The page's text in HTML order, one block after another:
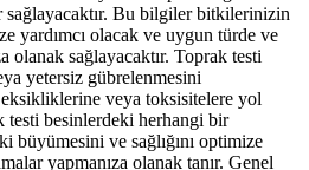
sağlayacaktır. Bu bilgiler bitkilerinizin
yardımcı olacak ve uygun türde ve
olanak sağlayacaktır. Toprak testi
yetersiz gübrelenmesini
veya toksisitelere yol
besinlerdeki herhangi bir
büyümesini ve sağlığını optimize
yapmanıza olanak tanır. Genel